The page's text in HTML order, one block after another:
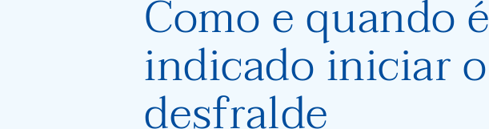
Como e quando é
indicado iniciar o